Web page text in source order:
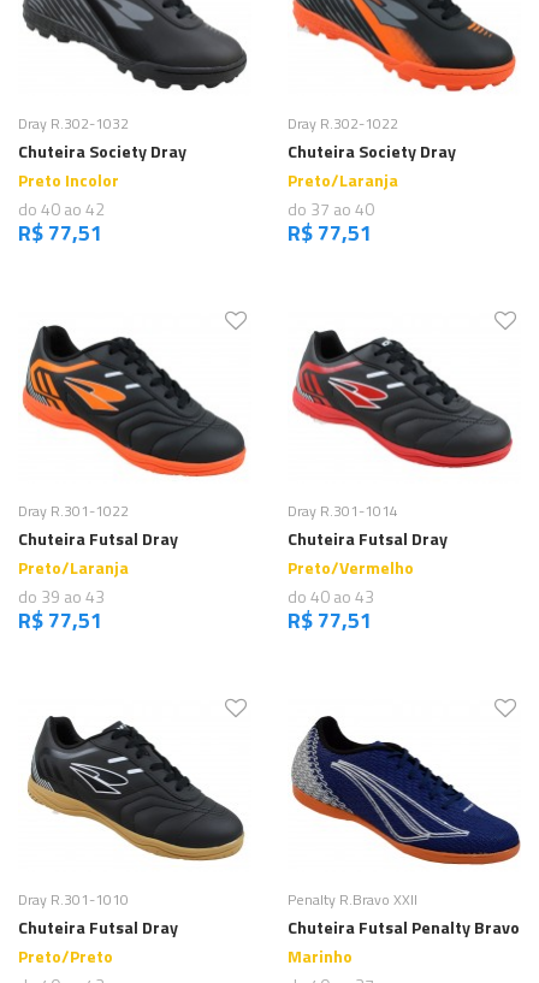
Comprar
Dray R.302-1032
Chuteira Society Dray
Preto Incolor
do 40 ao 42
R$ 77,51
Comprar
Dray R.302-1022
Chuteira Society Dray
Preto/Laranja
do 37 ao 40
R$ 77,51
Comprar
Dray R.301-1022
Chuteira Futsal Dray
Preto/Laranja
do 39 ao 43
R$ 77,51
Comprar
Dray R.301-1014
Chuteira Futsal Dray
Preto/Vermelho
do 40 ao 43
R$ 77,51
Comprar
Dray R.301-1010
Chuteira Futsal Dray
Preto/Preto
Comprar
Penalty R.Bravo XXII
Chuteira Futsal Penalty Bravo
Marinho